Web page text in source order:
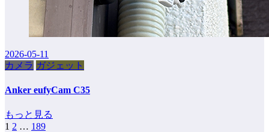
2026-05-11
カメラ ガジェット
Anker eufyCam C35
もっと見る
1 2 … 189